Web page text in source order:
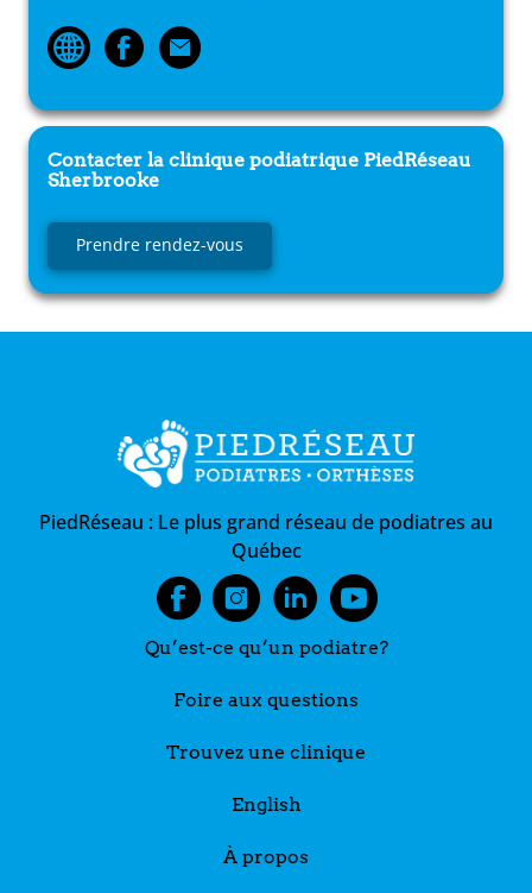
Contacter la clinique podiatrique PiedRéseau
Sherbrooke
Prendre rendez-vous
PiedRéseau : Le plus grand réseau de podiatres au
Québec
Qu’est-ce qu’un podiatre?
Foire aux questions
Trouvez une clinique
English
À propos